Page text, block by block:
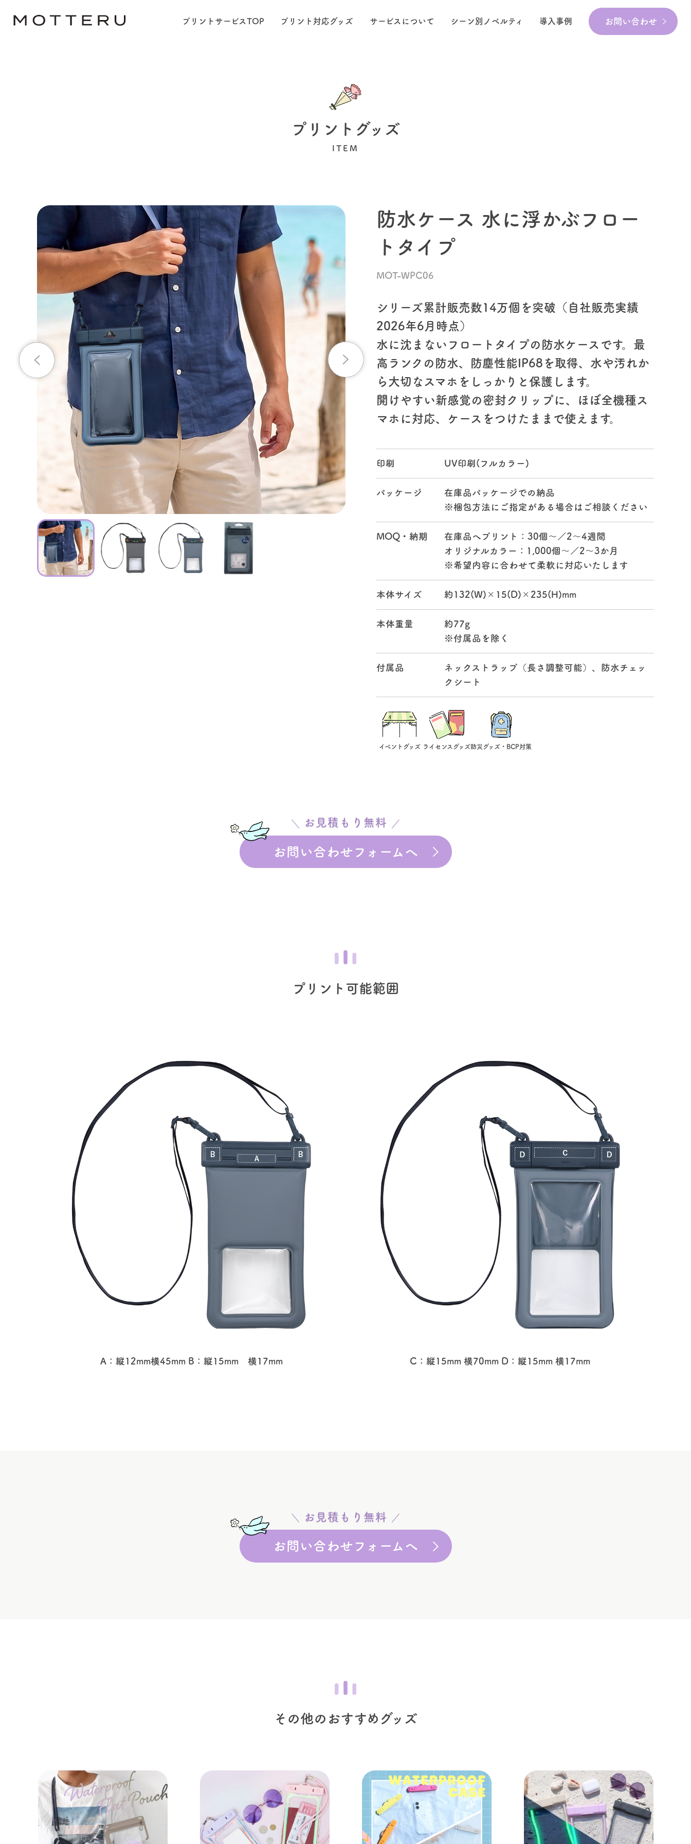
プリントサービスTOP プリント対応グッズ サービスについて シーン別ノベルティ 導入事例 お問い合わせ
プリントグッズ
ITEM
防水ケース 水に浮かぶフロー
トタイプ
MOT-WPC06
シリーズ累計販売数14万個を突破（自社販売実績
2026年6月時点）
水に沈まないフロートタイプの防水ケースです。最
高ランクの防水、防塵性能IP68を取得、水や汚れか
ら大切なスマホをしっかりと保護します。
開けやすい新感覚の密封クリップに、ほぼ全機種ス
マホに対応、ケースをつけたままで使えます。
印刷 UV印刷(フルカラー)
パッケージ
在庫品パッケージでの納品
※梱包方法にご指定がある場合はご相談ください
MOQ・納期
在庫品へプリント：30個～／2～4週間
オリジナルカラー：1,000個～／2～3か月
※希望内容に合わせて柔軟に対応いたします
本体サイズ 約132(W)×15(D)×235(H)mm
本体重量
約77g
※付属品を除く
付属品
ネックストラップ（長さ調整可能）、防水チェッ
クシート
イベントグッズ ライセンスグッズ防災グッズ・BCP対策
お見積もり無料
お問い合わせフォームへ
プリント可能範囲
A：縦12mm横45mm B：縦15mm 横17mm C：縦15mm 横70mm D：縦15mm 横17mm
お見積もり無料
お問い合わせフォームへ
その他のおすすめグッズ